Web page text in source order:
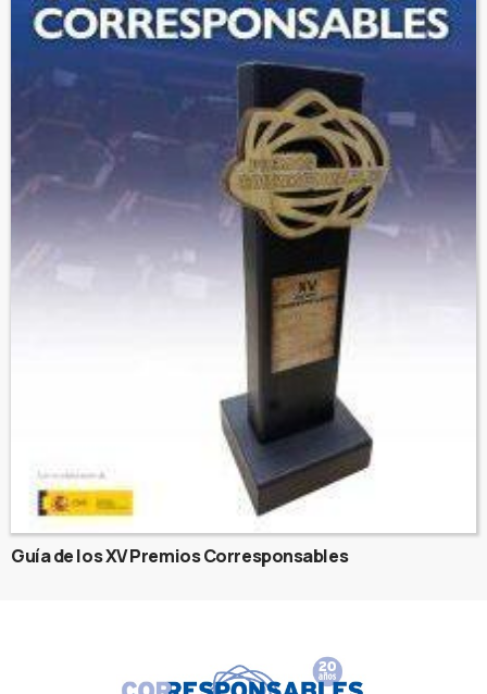
Guía de los XV Premios Corresponsables